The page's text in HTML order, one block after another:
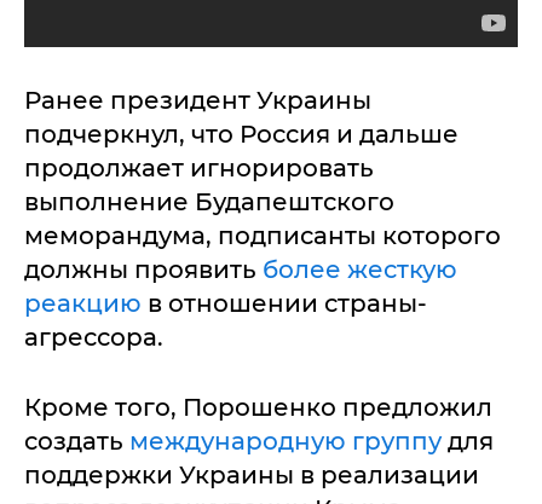
Ранее президент Украины
подчеркнул, что Россия и дальше
продолжает игнорировать
выполнение Будапештского
меморандума, подписанты которого
должны проявить более жесткую
реакцию в отношении страны-
агрессора.
Кроме того, Порошенко предложил
создать международную группудля
поддержки Украины в реализации